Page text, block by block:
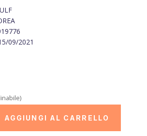
09/2021
AGGIUNGI AL CARRELLO